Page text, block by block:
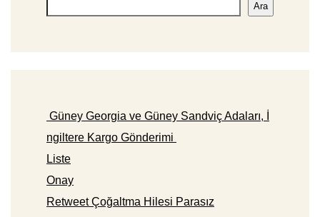
Ara
Güney Georgia ve Güney Sandviç Adaları, İ
ngiltere Kargo Gönderimi
Liste
Onay
Retweet Çoğaltma Hilesi Parasız